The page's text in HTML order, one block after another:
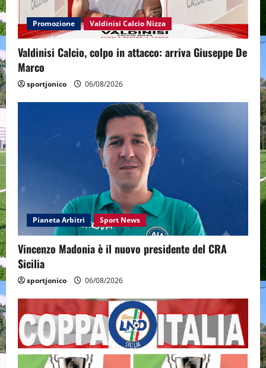
Promozione Valdinisi Calcio Nizza
Valdinisi Calcio, colpo in attacco: arriva Giuseppe De
Marco
sportjonico 06/08/2026
Pianeta Arbitri Sport News
Vincenzo Madonia è il nuovo presidente del CRA
Sicilia
sportjonico 06/08/2026